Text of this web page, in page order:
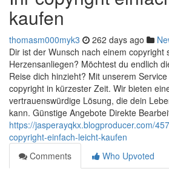
kaufen
thomasm000myk3 262 days ago
Dir ist der Wunsch nach einem copyright
Herzensanliegen? Möchtest du endlich
Reise dich hinzieht? Mit unserem
copyright in kürzester Zeit. Wir bieten
vertrauenswürdige Lösung, die dein
kann. Günstige Angebote Direkte
https://jasperayqkx.blogproducer.com/
copyright-einfach-leicht-kaufen
Comments
Who Upvoted